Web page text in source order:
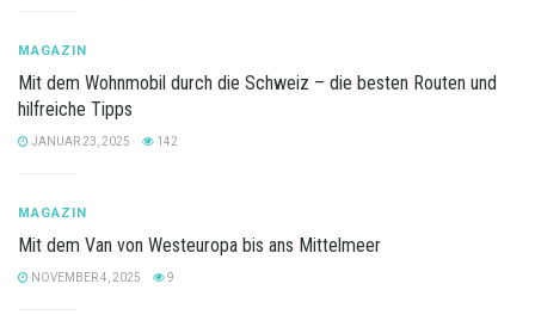
MAGAZIN
Mit dem Wohnmobil durch die Schweiz – die besten Routen und
hilfreiche Tipps
JANUAR 23, 2025 142
MAGAZIN
Mit dem Van von Westeuropa bis ans Mittelmeer
NOVEMBER 4, 2025 9